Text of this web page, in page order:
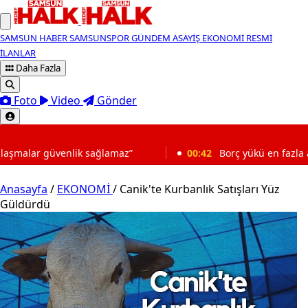
SAMSUN HABERSAMSUNSPORGÜNDEM ASAYİŞ EKONOMİ RESMİ
İLANLAR
Daha Fazla
Foto Video Gönder
00:42 Borç yükü en fazla artan 3 şehir belli oldu
Anasayfa / EKONOMİ/ Canik'te Kurbanlık Satışları Yüz
Güldürdü